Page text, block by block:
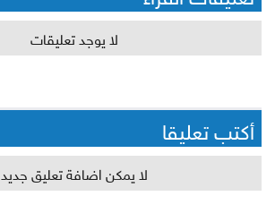
لا يوجد تعليقات
أكتب تعليقا
لا يمكن اضافة تعليق جديد